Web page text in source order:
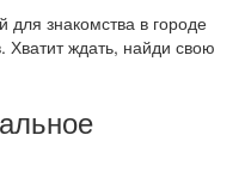
для знакомства в городе
Хватит ждать, найди свою